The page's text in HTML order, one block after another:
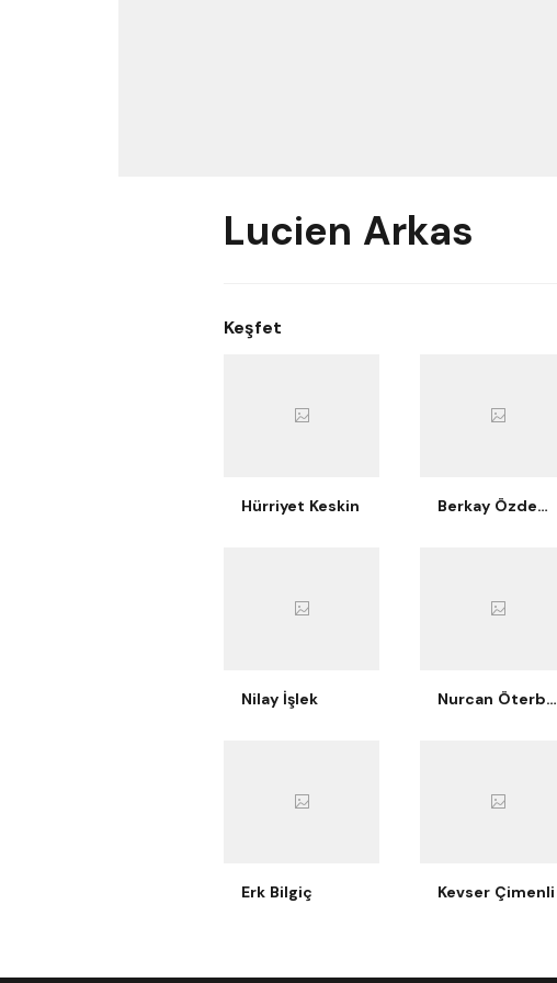
Lucien Arkas
Keşfet
Hürriyet Keskin Berkay Özdemir
Nilay İşlek Nurcan Öterbübül Tatari
Erk Bilgiç Kevser Çimenli